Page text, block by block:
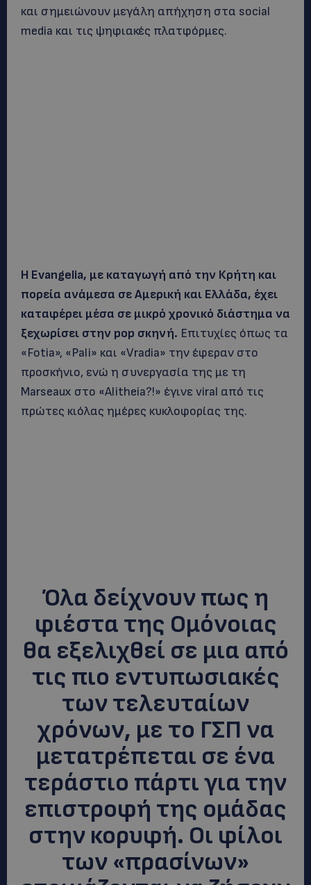
και σημειώνουν μεγάλη απήχηση στα social
media και τις ψηφιακές πλατφόρμες.
Η Evangelia, με καταγωγή από την Κρήτη και
πορεία ανάμεσα σε Αμερική και Ελλάδα, έχει
καταφέρει μέσα σε μικρό χρονικό διάστημα να
ξεχωρίσει στην pop σκηνή. Επιτυχίες όπως τα
«Fotia», «Pali» και «Vradia» την έφεραν στο
προσκήνιο, ενώ η συνεργασία της με τη
Marseaux στο «Alitheia?!» έγινε viral από τις
πρώτες κιόλας ημέρες κυκλοφορίας της.
Όλα δείχνουν πως η
φιέστα της Ομόνοιας
θα εξελιχθεί σε μια από
τις πιο εντυπωσιακές
των τελευταίων
χρόνων, με το ΓΣΠ να
μετατρέπεται σε ένα
τεράστιο πάρτι για την
επιστροφή της ομάδας
στην κορυφή. Οι φίλοι
των «πρασίνων»